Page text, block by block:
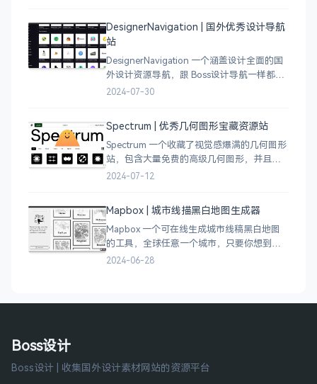
DesignerNavigation | 国外优秀设计导航
站
DesignerNavigation 一个涵盖设计全面的国
外设计资源导航，跟 Boss设计导航一样都是
分门别类的划分设计灵感、资讯、UI 资源、
2024-07-30
Spectrum | 优秀几何图形宝藏资源站
Spectrum 一个收藏了视觉感爆满的几何图形
站，包含大量免费的高级几何图形，并且每
周都会更新 100 个几何图案，不断的完善能
2024-07-12
Mapbox | 城市线描黑白地图生成器
Mapbox 一个可在线生成城市线稿黑白地图
的工具，全球任意一个城市，只要你想到的
城市，直接搜索城市名称，自动生成该城市
2024-06-28
Boss设计
Boss设计 | 收集国外设计素材网站的资源平台